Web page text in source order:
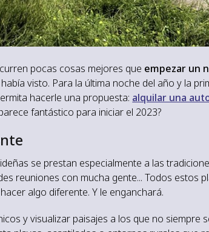
pocas cosas mejores que empezar un
visto. Para la última noche del año y la
hacerle una propuesta: alquilar una
fantástico para iniciar el 2023?
se prestan especialmente a las
reuniones con mucha gente... Todos estos
algo diferente. Y le enganchará.
y visualizar paisajes a los que no siempre